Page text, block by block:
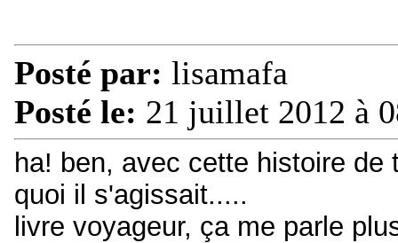
Posté par: lisamafa
Posté le: 21 juillet 2012 à
ha! ben, avec cette histoire
quoi il s'agissait.....
livre voyageur, ça me parle